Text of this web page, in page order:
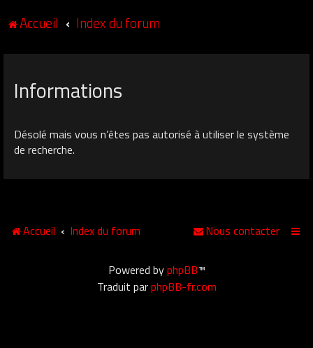
Accueil Index du forum
Informations
Désolé mais vous n’êtes pas autorisé à utiliser le système
de recherche.
Accueil Index du forum Nous contacter
Powered byphpBB™
Traduit parphpBB-fr.com